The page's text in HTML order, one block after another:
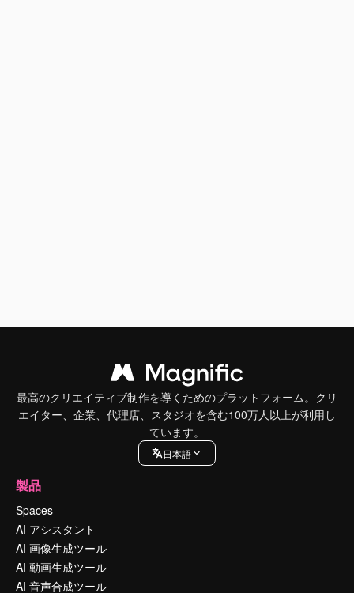
最高のクリエイティブ制作を導くためのプラットフォーム。クリ
エイター、企業、代理店、スタジオを含む100万人以上が利用し
ています。
日本語
製品
Spaces
AI アシスタント
AI 画像生成ツール
AI 動画生成ツール
AI 音声合成ツール